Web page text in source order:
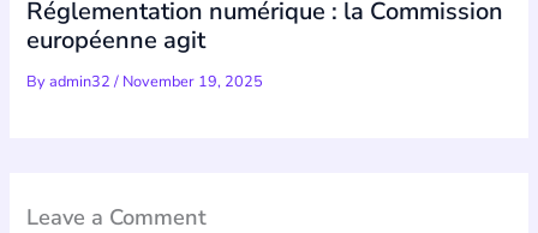
Réglementation numérique : la Commission
européenne agit
Byadmin32/ November 19, 2025
Leave a Comment